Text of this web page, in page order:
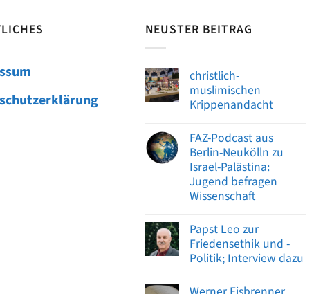
NEUSTER BEITRAG
christlich-
muslimischen
Krippenandacht
FAZ-Podcast aus
Berlin-Neukölln zu
Israel-Palästina:
Jugend befragen
Wissenschaft
Papst Leo zur
Friedensethik und -
Politik; Interview dazu